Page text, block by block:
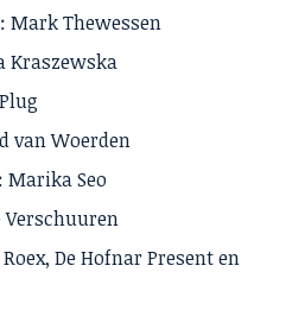
Mark Thewessen
Kraszewska
van Woerden
Seo
De Hofnar Present en